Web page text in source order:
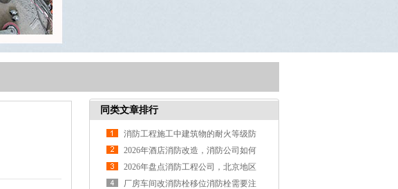
同类文章排行
消防工程施工中建筑物的耐火等级防
火分区、防火间距及疏散出口知识点
2026年酒店消防改造，消防公司如何
选
2026年盘点消防工程公司，北京地区
哪家比较靠谱
厂房车间改消防栓移位消防栓需要注